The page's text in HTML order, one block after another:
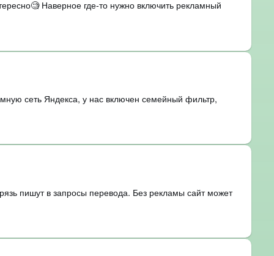
Наверное где-то нужно включить рекламный
сеть Яндекса, у нас включен семейный фильтр,
пишут в запросы перевода. Без рекламы сайт может